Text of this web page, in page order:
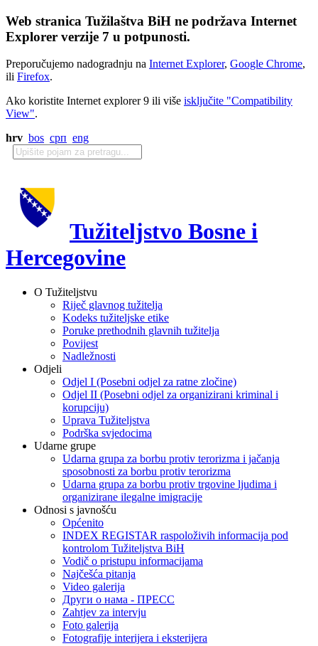
Web stranica Tužilaštva BiH ne podržava Internet
Explorer verzije 7 u potpunosti.
Preporučujemo nadogradnju na Internet Explorer, Google Chrome,
ili Firefox.
Ako koristite Internet explorer 9 ili više isključite "Compatibility
View".
hrv bos срп eng
Tužiteljstvo Bosne i
Hercegovine
O Tužiteljstvu
Riječ glavnog tužitelja
Kodeks tužiteljske etike
Poruke prethodnih glavnih tužitelja
Povijest
Nadležnosti
Odjeli
Odjel I (Posebni odjel za ratne zločine)
Odjel II (Posebni odjel za organizirani kriminal i
korupciju)
Uprava Tužiteljstva
Podrška svjedocima
Udarne grupe
Udarna grupa za borbu protiv terorizma i jačanja
sposobnosti za borbu protiv terorizma
Udarna grupa za borbu protiv trgovine ljudima i
organizirane ilegalne imigracije
Odnosi s javnošću
Općenito
INDEX REGISTAR raspoloživih informacija pod
kontrolom Tužiteljstva BiH
Vodič o pristupu informacijama
Najčešća pitanja
Video galerija
Други о нама - ПРЕСC
Zahtjev za intervju
Foto galerija
Fotografije interijera i eksterijera